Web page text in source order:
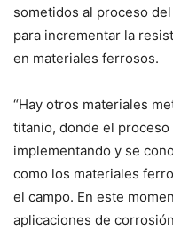
sometidos al proceso
para incrementar la
en materiales ferrosos.
“Hay otros materiales
titanio, donde el
implementando y se
como los materiales
el campo. En este
aplicaciones de